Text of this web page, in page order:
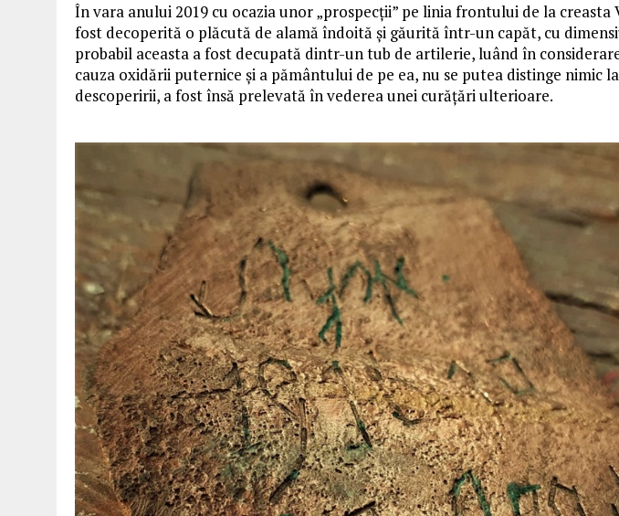
În vara anului 2019 cu ocazia unor „prospecții” pe linia frontului de la creasta
fost decoperită o plăcută de alamă îndoită și găurită într-un capăt, cu
probabil aceasta a fost decupată dintr-un tub de artilerie, luând în
cauza oxidării puternice și a pământului de pe ea, nu se putea distinge nimic
descoperirii, a fost însă prelevată în vederea unei curățări ulterioare.